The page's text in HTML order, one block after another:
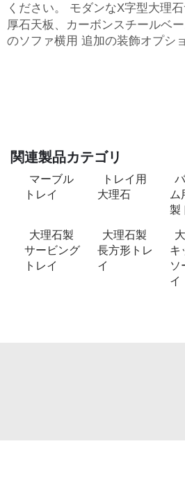
ください。 モダンなX字型大理
厚石天板、カーボンスチールベ
のソファ横用 追加の装飾オプシ
関連製品カテゴリ
マーブル
トレイ
トレイ用
大理石
ム
製
大理石製
サービング
トレイ
大理石製
長方形トレ
イ
キ
ソ
イ